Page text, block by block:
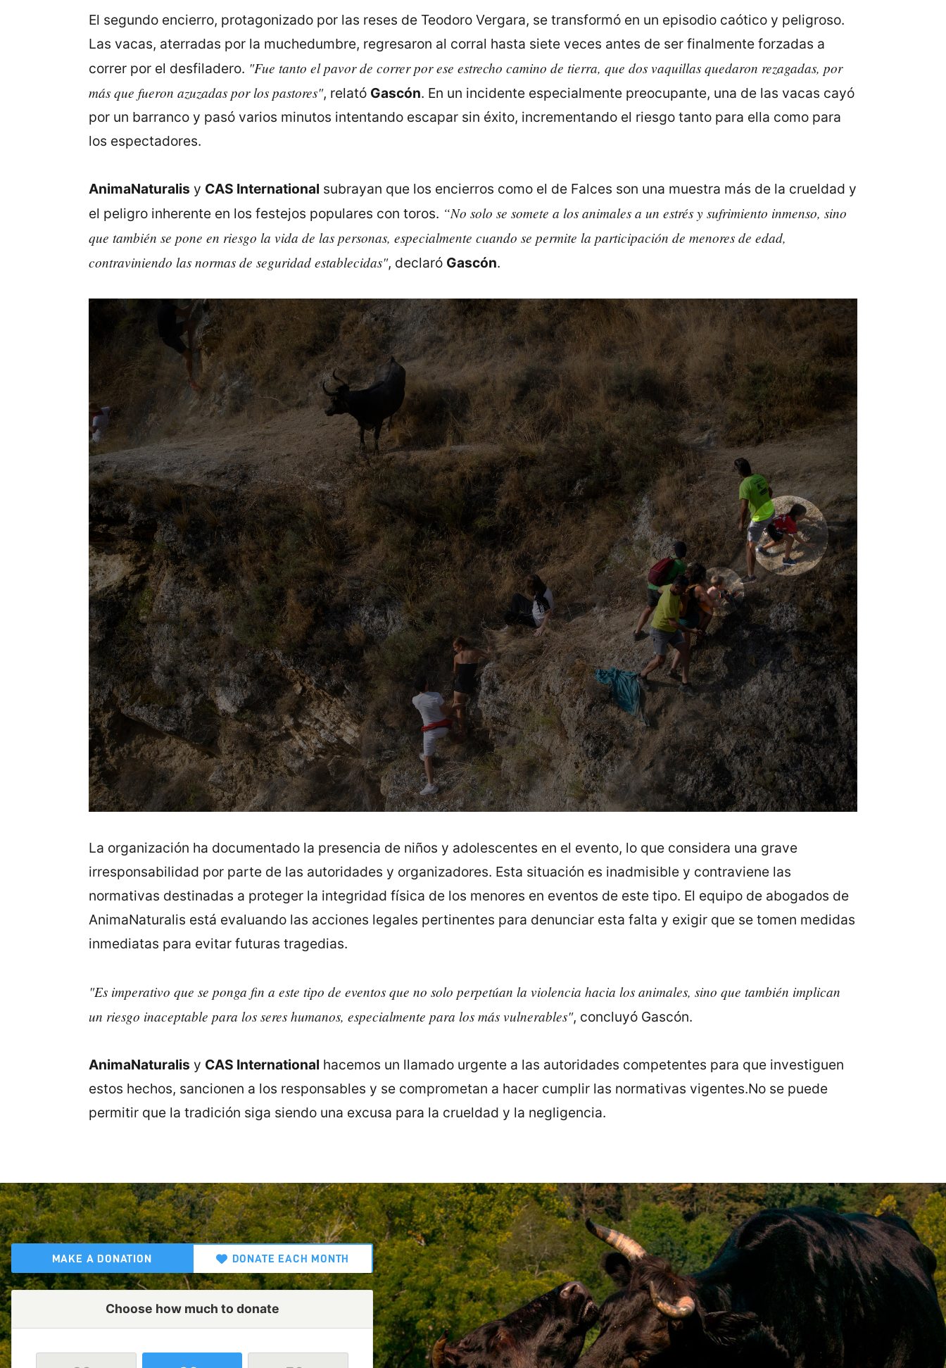
El segundo encierro, protagonizado por las reses de Teodoro Vergara, se transformó en un episodio caótico y peligroso.
Las vacas, aterradas por la muchedumbre, regresaron al corral hasta siete veces antes de ser finalmente forzadas a
correr por el desfiladero. "Fue tanto el pavor de correr por ese estrecho camino de tierra, que dos vaquillas quedaron rezagadas, por
más que fueron azuzadas por los pastores", relató Gascón. En un incidente especialmente preocupante, una de las vacas cayó
por un barranco y pasó varios minutos intentando escapar sin éxito, incrementando el riesgo tanto para ella como para
los espectadores.
AnimaNaturalis y CAS International subrayan que los encierros como el de Falces son una muestra más de la crueldad y
el peligro inherente en los festejos populares con toros. “No solo se somete a los animales a un estrés y sufrimiento inmenso, sino
que también se pone en riesgo la vida de las personas, especialmente cuando se permite la participación de menores de edad,
contraviniendo las normas de seguridad establecidas", declaró Gascón.
La organización ha documentado la presencia de niños y adolescentes en el evento, lo que considera una grave
irresponsabilidad por parte de las autoridades y organizadores. Esta situación es inadmisible y contraviene las
normativas destinadas a proteger la integridad física de los menores en eventos de este tipo. El equipo de abogados de
AnimaNaturalis está evaluando las acciones legales pertinentes para denunciar esta falta y exigir que se tomen medidas
inmediatas para evitar futuras tragedias.
"Es imperativo que se ponga fin a este tipo de eventos que no solo perpetúan la violencia hacia los animales, sino que también implican
un riesgo inaceptable para los seres humanos, especialmente para los más vulnerables", concluyó Gascón.
AnimaNaturalis y CAS International hacemos un llamado urgente a las autoridades competentes para que investiguen
estos hechos, sancionen a los responsables y se comprometan a hacer cumplir las normativas vigentes.No se puede
permitir que la tradición siga siendo una excusa para la crueldad y la negligencia.
MAKE A DONATION DONATE EACH MONTH
Choose how much to donate